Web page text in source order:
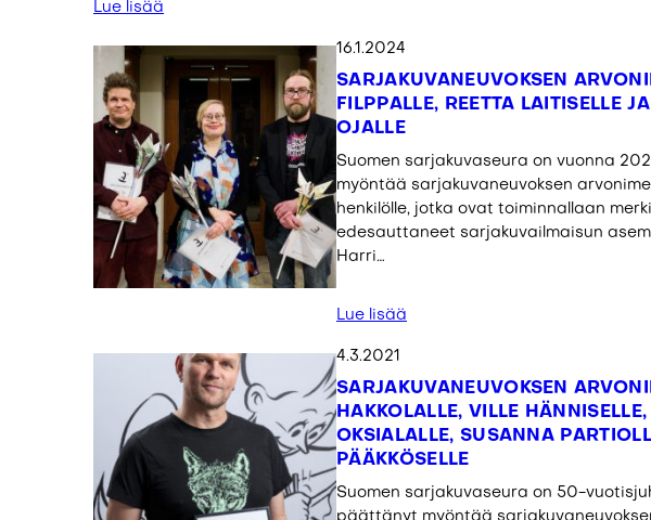
Lue lisää
16.1.2024
SARJAKUVANEUVOKSEN
FILPPALLE, REETTA LAITISELLE
OJALLE
Suomen sarjakuvaseura on vuonna
myöntää sarjakuvaneuvoksen
henkilölle, jotka ovat toiminnallaan
edesauttaneet sarjakuvailmaisun
Harri…
Lue lisää
4.3.2021
SARJAKUVANEUVOKSEN
HAKKOLALLE, VILLE HÄNNISELLE,
OKSIALALLE, SUSANNA
PÄÄKKÖSELLE
Suomen sarjakuvaseura on 50-